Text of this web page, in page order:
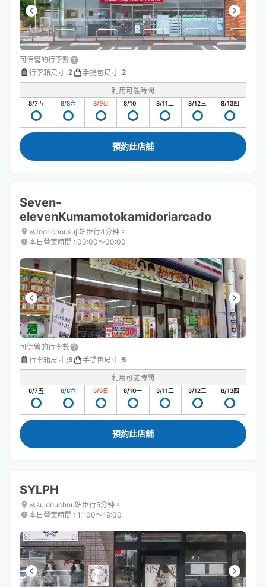
可保管的行李數
行李箱尺寸 :2 手提包尺寸 :2
利用可能時間
8/7五 8/8六 8/9日 8/10一 8/11二 8/12三 8/13四
預約此店舖
Seven-
elevenKumamotokamidoriarcado
从toorichousuji站步行4分钟。
本日營業時間 : 00:00〜00:00
可保管的行李數
行李箱尺寸 :5 手提包尺寸 :5
利用可能時間
8/7五 8/8六 8/9日 8/10一 8/11二 8/12三 8/13四
預約此店舖
SYLPH
从suidouchou站步行5分钟。
本日營業時間 : 11:00〜19:00